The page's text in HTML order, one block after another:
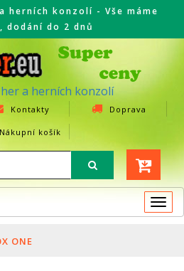
herních konzolí - Vše máme
dodání do 2 dnů
a herních konzolí
Kontakty Doprava
Nákupní košík
ONE